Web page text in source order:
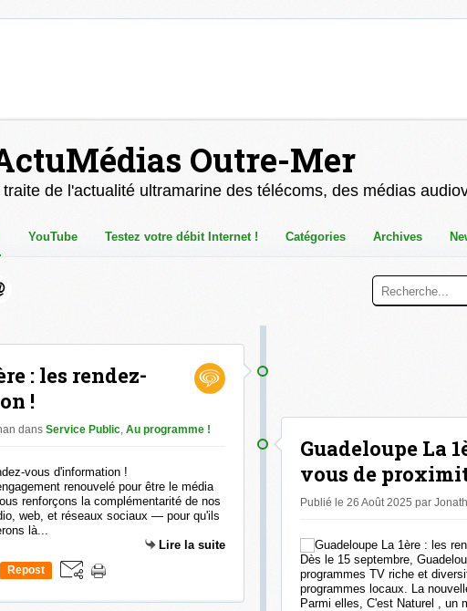
Outre-Mer
de l'actualité ultramarine des télécoms, des médias
YouTube Testez votre débit Internet ! Catégories Archives
: les rendez-
!
dans Service Public, Au programme !
renouvelé pour être le média
renforçons la complémentarité de nos
web, et réseaux sociaux — pour qu'ils
là...
Lire la suite
Repost
Guadeloupe La
vous de
Publié le 26 Août 2025 par
Dès le 15 septembre,
programmes TV riche et
programmes locaux. La
Parmi elles, C'est Naturel , un